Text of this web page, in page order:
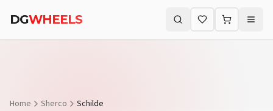
DGWHEELS Zoeken (⌘K)
Home Sherco Schilde